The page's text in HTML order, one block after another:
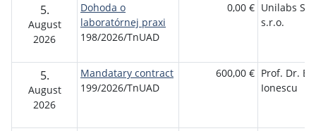
5.
August
2026
Dohoda o
laboratórnej praxi
198/2026/TnUAD
0,00 € Unilabs
s.r.o.
5.
August
2026
Mandatary contract
199/2026/TnUAD
600,00 € Prof. Dr.
Ionescu